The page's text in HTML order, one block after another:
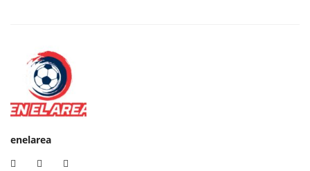
enelarea